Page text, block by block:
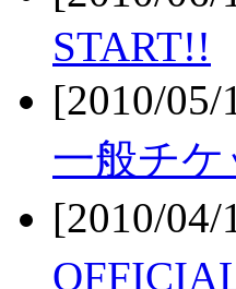
START!!
[2010/
一般チ
[2010/